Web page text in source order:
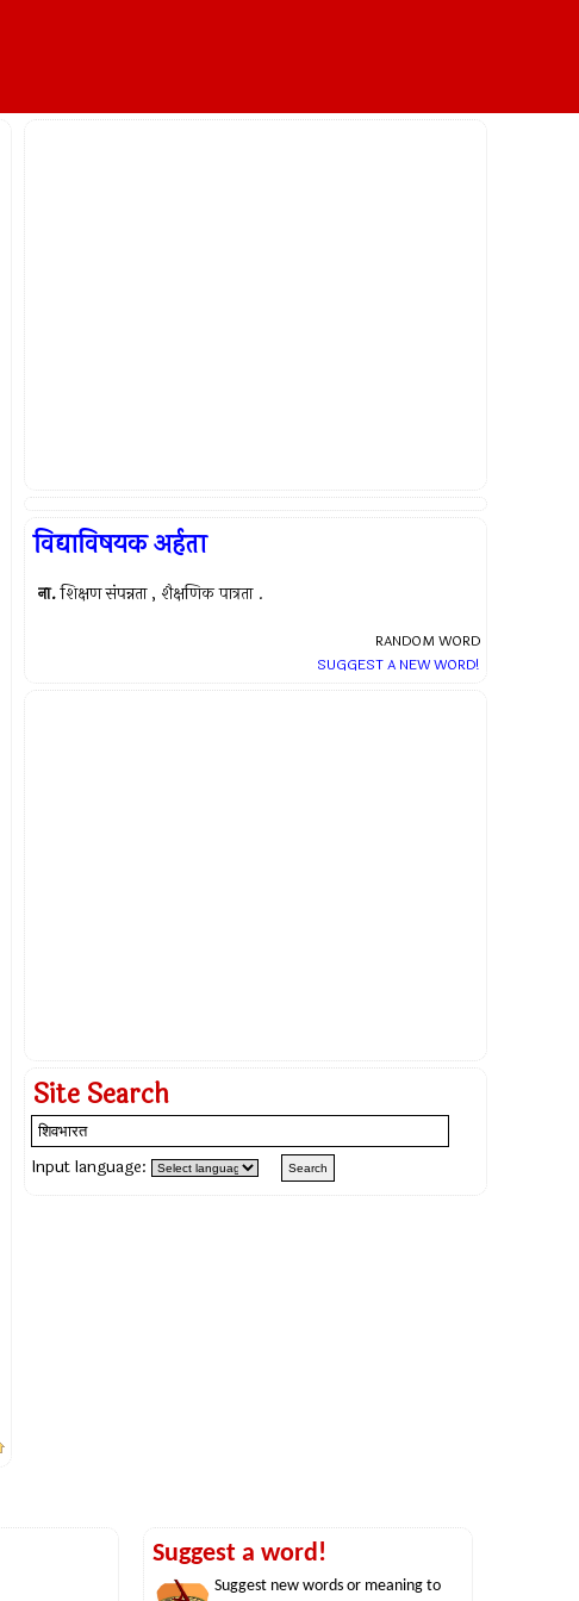
विद्याविषयक अर्हता
ना.शिक्षण संपन्नता , शैक्षणिक पात्रता .
RANDOM WORD
SUGGEST A NEW WORD!
Site Search
Input language:
Suggest a word!
Suggest new words or meaning to